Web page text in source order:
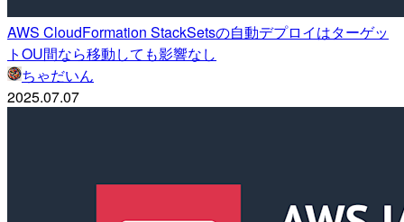
AWS CloudFormation StackSetsの自動デプロイはターゲッ
トOU間なら移動しても影響なし
ちゃだいん
2025.07.07